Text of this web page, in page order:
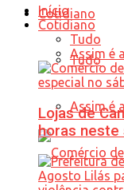
Cotidiano
Tudo
Assim é
Início
Cotidiano
Tudo
Assim é
Lojas de
horas neste